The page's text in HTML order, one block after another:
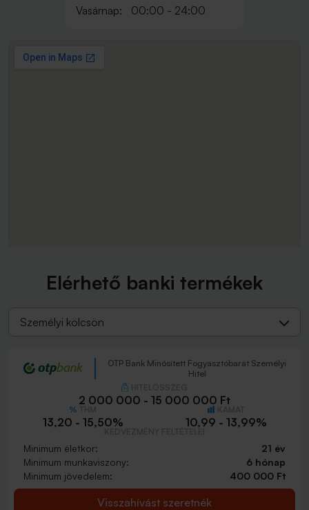
Vasárnap:
00:00 - 24:00
Elérhető banki termékek
Személyi kölcsön
OTP Bank Minősített Fogyasztóbarát Személyi
Hitel
2 000 000 - 15 000 000 Ft
13,20 - 15,50% 10,99 - 13,99%
Minimum életkor:
21 év
Minimum munkaviszony:
6 hónap
Minimum jövedelem:
400 000 Ft
Visszahívást szeretnék